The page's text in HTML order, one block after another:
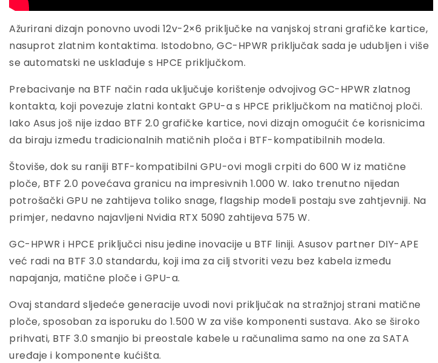
Ažurirani dizajn ponovno uvodi 12v-2×6 priključke na vanjskoj strani grafičke kartice,
nasuprot zlatnim kontaktima. Istodobno, GC-HPWR priključak sada je udubljen i više
se automatski ne usklađuje s HPCE priključkom.
Prebacivanje na BTF način rada uključuje korištenje odvojivog GC-HPWR zlatnog
kontakta, koji povezuje zlatni kontakt GPU-a s HPCE priključkom na matičnoj ploči.
Iako Asus još nije izdao BTF 2.0 grafičke kartice, novi dizajn omogućit će korisnicima
da biraju između tradicionalnih matičnih ploča i BTF-kompatibilnih modela.
Štoviše, dok su raniji BTF-kompatibilni GPU-ovi mogli crpiti do 600 W iz matične
ploče, BTF 2.0 povećava granicu na impresivnih 1.000 W. Iako trenutno nijedan
potrošački GPU ne zahtijeva toliko snage, flagship modeli postaju sve zahtjevniji. Na
primjer, nedavno najavljeni Nvidia RTX 5090 zahtijeva 575 W.
GC-HPWR i HPCE priključci nisu jedine inovacije u BTF liniji. Asusov partner DIY-APE
već radi na BTF 3.0 standardu, koji ima za cilj stvoriti vezu bez kabela između
napajanja, matične ploče i GPU-a.
Ovaj standard sljedeće generacije uvodi novi priključak na stražnjoj strani matične
ploče, sposoban za isporuku do 1.500 W za više komponenti sustava. Ako se široko
prihvati, BTF 3.0 smanjio bi preostale kabele u računalima samo na one za SATA
uređaje i komponente kućišta.